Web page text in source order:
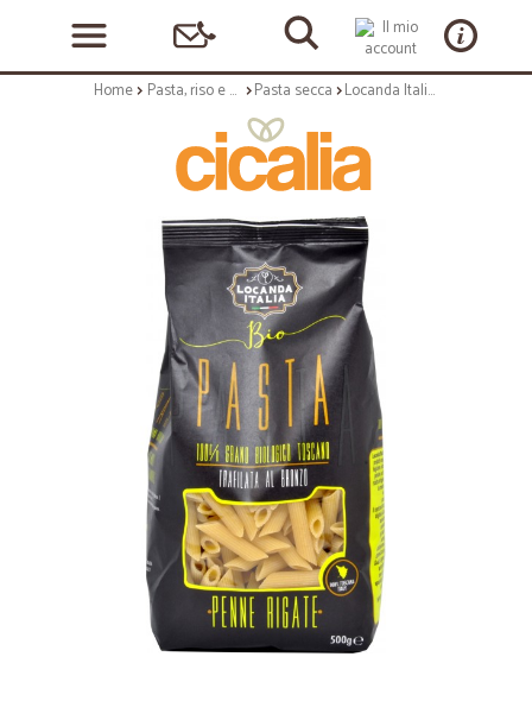
Home Pasta, riso e cerali Pasta secca Locanda Italia penne rigate bio gr.500